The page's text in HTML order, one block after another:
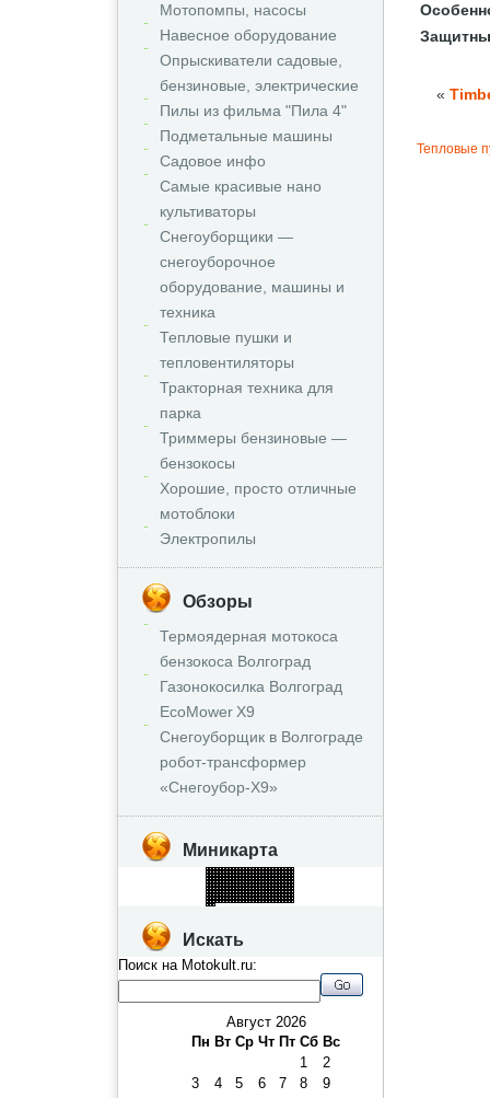
Мотопомпы, насосы
Навесное оборудование
Опрыскиватели садовые,
бензиновые, электрические
Пилы из фильма "Пила 4"
Подметальные машины
Садовое инфо
Самые красивые нано
культиваторы
Снегоуборщики —
снегоуборочное
оборудование, машины и
техника
Тепловые пушки и
тепловентиляторы
Тракторная техника для
парка
Триммеры бензиновые —
бензокосы
Хорошие, просто отличные
мотоблоки
Электропилы
Обзоры
Термоядерная мотокоса
бензокоса Волгоград
Газонокосилка Волгоград
EcoMower X9
Снегоуборщик в Волгограде
робот‑трансформер
«Снегоубор‑X9»
Миникарта
Искать
Поиск на Motokult.ru:
Август 2026
Пн Вт Ср Чт Пт Сб Вс
1
2
3
4 5 6 7 8
9
«
Тепловые